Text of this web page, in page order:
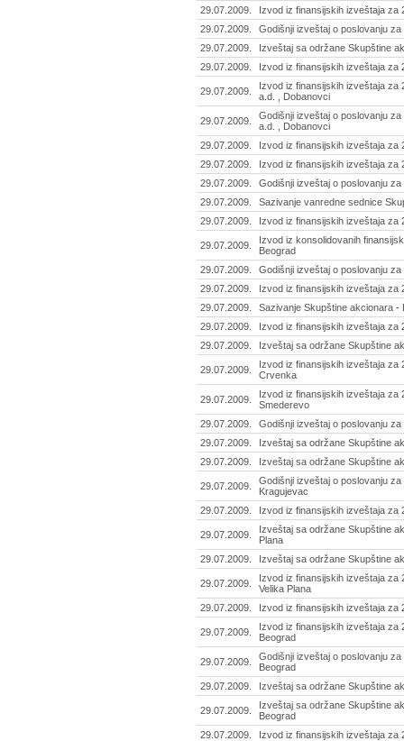
29.07.2009.
Izvod iz finansijskih izveštaja za
29.07.2009.
Godišnji izveštaj o poslovanju
29.07.2009.
Izveštaj sa održane Skupštine
29.07.2009.
Izvod iz finansijskih izveštaja za
29.07.2009.
Izvod iz finansijskih izveštaja za
a.d. , Dobanovci
29.07.2009.
Godišnji izveštaj o poslovanju
a.d. , Dobanovci
29.07.2009.
Izvod iz finansijskih izveštaja za
29.07.2009.
Izvod iz finansijskih izveštaja za
29.07.2009.
Godišnji izveštaj o poslovanju
29.07.2009.
Sazivanje vanredne sednice
29.07.2009.
Izvod iz finansijskih izveštaja za
29.07.2009.
Izvod iz konsolidovanih
Beograd
29.07.2009.
Godišnji izveštaj o poslovanju za
29.07.2009.
Izvod iz finansijskih izveštaja za
29.07.2009.
Sazivanje Skupštine akcionara
29.07.2009.
Izvod iz finansijskih izveštaja za
29.07.2009.
Izveštaj sa održane Skupštine
29.07.2009.
Izvod iz finansijskih izveštaja za
Crvenka
29.07.2009.
Izvod iz finansijskih izveštaja za
Smederevo
29.07.2009.
Godišnji izveštaj o poslovanju
29.07.2009.
Izveštaj sa održane Skupštine
29.07.2009.
Izveštaj sa održane Skupštine
29.07.2009.
Godišnji izveštaj o poslovanju
Kragujevac
29.07.2009.
Izvod iz finansijskih izveštaja za
29.07.2009.
Izveštaj sa održane Skupštine
Plana
29.07.2009.
Izveštaj sa održane Skupštine
29.07.2009.
Izvod iz finansijskih izveštaja za
Velika Plana
29.07.2009.
Izvod iz finansijskih izveštaja za
29.07.2009.
Izvod iz finansijskih izveštaja za
Beograd
29.07.2009.
Godišnji izveštaj o poslovanju
Beograd
29.07.2009.
Izveštaj sa održane Skupštine
29.07.2009.
Izveštaj sa održane Skupštine
Beograd
29.07.2009.
Izvod iz finansijskih izveštaja za